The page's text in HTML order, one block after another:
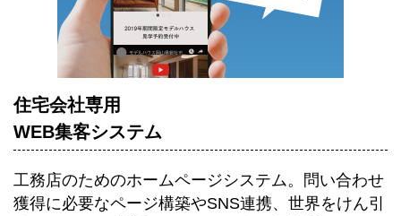
住宅会社専用
WEB集客システム
工務店のためのホームページシステム。 問い合わせ
獲得に必要なページ構築やSNS連携、世界をけん引